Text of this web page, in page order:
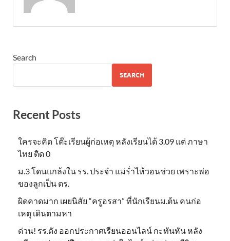
Search
SEARCH
Recent Posts
ใครจะคิด โต๊ะเรียนผู้ก่อเหตุ หลังเรียนได้ 3.09 แต่ ภาษา
ไทย ติด 0
ม.3 โดนแกล้งใน รร. ประจำ แม่ร่ำไห้วอนช่วย เพราะพ่อ
ของลูกเป็น ตร.
ผิดคาดมาก เผยนิสัย “ครูอรสา” ที่นักเรียนม.ต้น คนก่อ
เหตุ เดินตามหา
ด่วน! รร.ดัง ออกประกาศเรียนออนไลน์ กะทันหัน หลัง